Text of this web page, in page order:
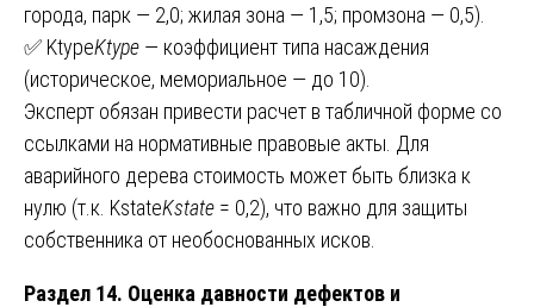
города, парк — 2,0; жилая зона — 1,5; промзона — 0,5).
✅ KtypeKtype ​ — коэффициент типа насаждения
(историческое, мемориальное — до 10).
Эксперт обязан привести расчет в табличной форме со
ссылками на нормативные правовые акты. Для
аварийного дерева стоимость может быть близка к
нулю (т.к. KstateKstate ​ = 0,2), что важно для защиты
собственника от необоснованных исков.
Раздел 14. Оценка давности дефектов и